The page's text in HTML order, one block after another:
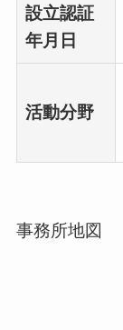
設立認証
年月日
活動分野
事務所地図